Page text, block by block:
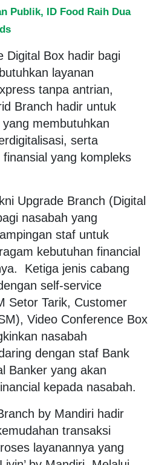
Publik, ID Food Raih Dua
Digital Box hadir bagi
layanan
tanpa antrian,
Branch hadir untuk
membutuhkan
serta
yang kompleks
Upgrade Branch (Digital
nasabah yang
staf untuk
kebutuhan financial
Ketiga jenis cabang
self-service
Setor Tarik, Customer
Video Conference Box
nasabah
dengan staf Bank
Banker yang akan
kepada nasabah.
by Mandiri hadir
transaksi
layanannya yang